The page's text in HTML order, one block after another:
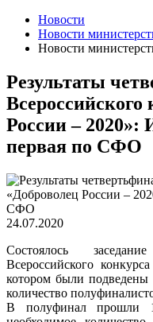
Новости
Новости
Новости
Результаты
Всероссийского
России – 2020»:
первая по СФО
24.07.2020
Состоялось
Всероссийского
котором были подведены
количество
В полуфинал прошли